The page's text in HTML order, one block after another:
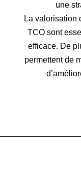
une
La valorisation
TCO sont
efficace. De
permettent de